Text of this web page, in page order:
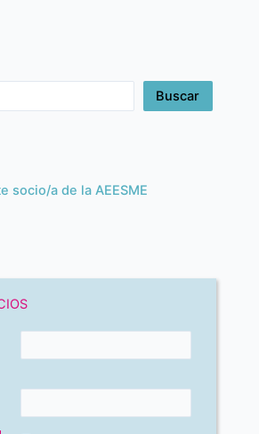
Buscar
socio/a de la AEESME